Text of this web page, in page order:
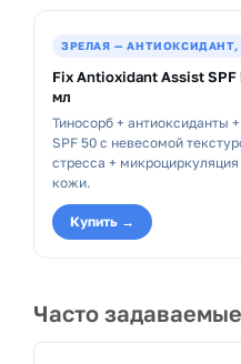
ЗРЕЛАЯ — АНТИОКСИДАНТ,
Fix Antioxidant Assist
мл
Тиносорб + антиоксиданты
SPF 50 с невесомой
стресса +
кожи.
Купить →
Часто